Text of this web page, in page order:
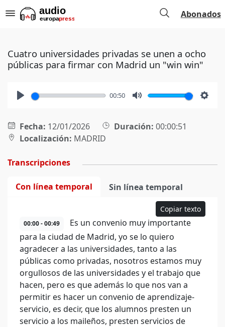
Abonados
Cuatro universidades privadas se unen a ocho
públicas para firmar con Madrid un "win win"
00:50
Fecha: 12/01/2026 Duración: 00:00:51
Localización: MADRID
Transcripciones
Con línea temporal Sin línea temporal
Copiar texto
00:00 - 00:49
Es un convenio muy importante
para la ciudad de Madrid, yo se lo quiero
agradecer a las universidades, tanto a las
públicas como privadas, nosotros estamos muy
orgullosos de las universidades y el trabajo que
hacen, pero es que además lo que nos van a
permitir es hacer un convenio de aprendizaje-
servicio, es decir, que los alumnos presten un
servicio a los maileños, presten servicios de